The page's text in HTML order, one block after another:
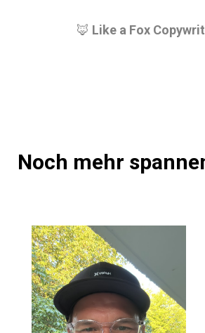
🦊 Like a Fox
Noch mehr